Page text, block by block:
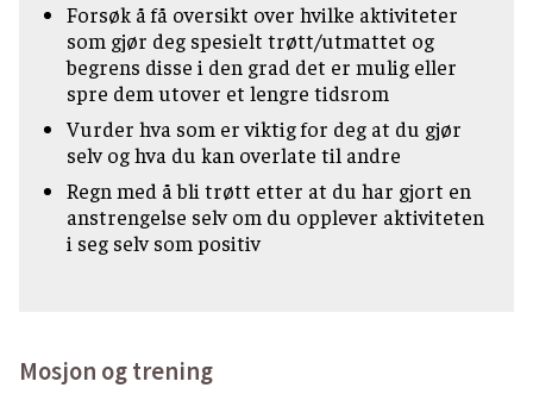
Forsøk å få oversikt over hvilke aktiviteter
som gjør deg spesielt trøtt/utmattet og
begrens disse i den grad det er mulig eller
spre dem utover et lengre tidsrom
Vurder hva som er viktig for deg at du gjør
selv og hva du kan overlate til andre
Regn med å bli trøtt etter at du har gjort en
anstrengelse selv om du opplever aktiviteten
i seg selv som positiv
Mosjon og trening